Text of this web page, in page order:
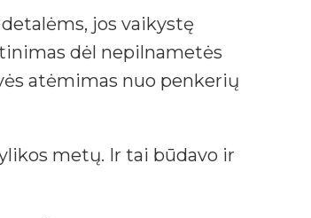
jos vaikystę
dėl nepilnametės
atėmimas nuo penkerių
metų. Ir tai būdavo ir